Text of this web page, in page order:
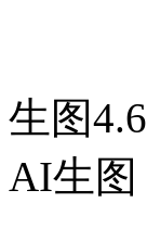
生图4.6
AI生图